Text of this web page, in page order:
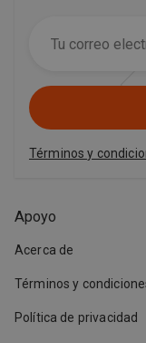
Apoyo
Acerca de
Términos y
Política de privacidad
Términos y